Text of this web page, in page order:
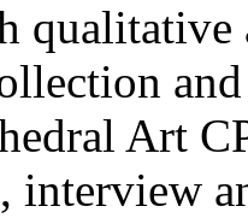
Art
interview